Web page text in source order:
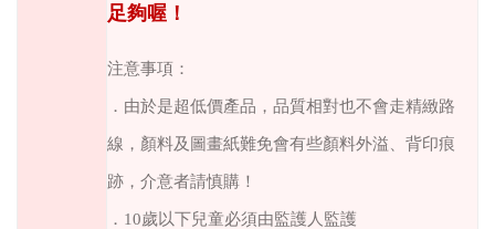
足夠喔！
注意事項：
．由於是超低價產品，品質相對也不會走精緻路
線，顏料及圖畫紙難免會有些顏料外溢、背印痕
跡，介意者請慎購！
． 10歲以下兒童必須由監護人監護